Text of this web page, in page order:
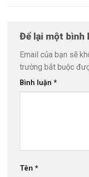
Để lại một bình
Email của bạn sẽ
trường bắt buộc
Bình luận *
Tên *